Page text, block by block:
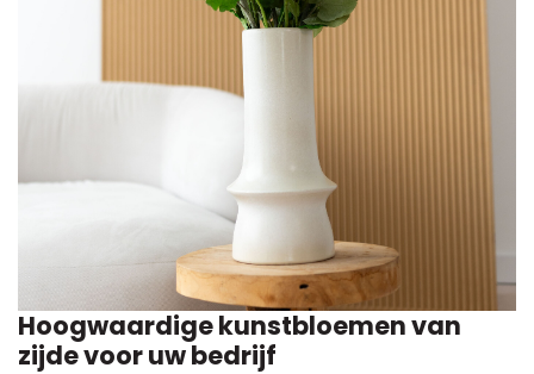
Hoogwaardige kunstbloemen van
zijde voor uw bedrijf